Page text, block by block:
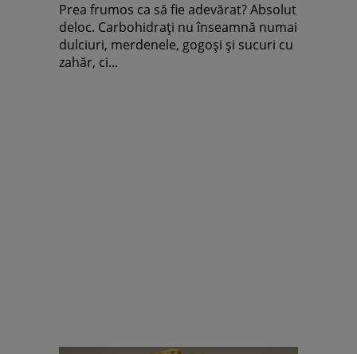
Prea frumos ca să fie adevărat? Absolut
deloc. Carbohidraţi nu înseamnă numai
dulciuri, merdenele, gogoşi şi sucuri cu
zahăr, ci...